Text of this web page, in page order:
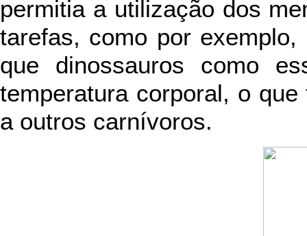
permitia a utilização dos
tarefas, como por
que dinossauros como
temperatura corporal, o
a outros carnívoros.